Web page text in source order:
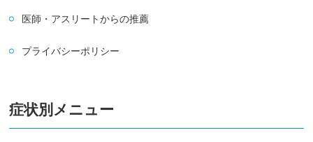
医師・アスリートからの推薦
プライバシーポリシー
症状別メニュー